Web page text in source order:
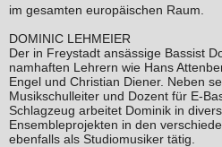
im gesamten europäischen Raum.
DOMINIC LEHMEIER
Der in Freystadt ansässige Bassist
namhaften Lehrern wie Hans
Engel und Christian Diener. Neben
Musikschulleiter und Dozent für E-
Schlagzeug arbeitet Dominik in
Ensembleprojekten in den
ebenfalls als Studiomusiker tätig.